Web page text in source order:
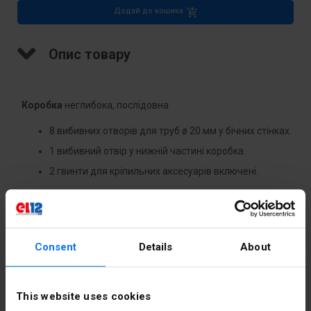
Consent Details About
This website uses cookies
Додай до кошика
Опис товару
Коробка неглибока, послідовна
8 вибивних отворів для труб ø 20 мм у бічних стінках.
1 вибивний отвір у нижній частині коробка.
2 гвинти для кріпильних аксесуарів включені.
Дистанційні кільця PD60x12, PD60x24, PD60x30.
Сигналізація PS60 обкладинка.
[мм]
Колір Оранжевий